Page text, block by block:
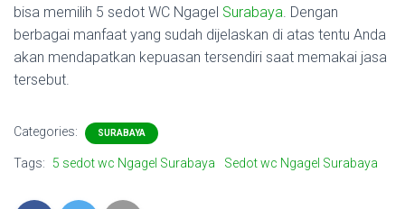
bisa memilih 5 sedot WC Ngagel Surabaya. Dengan
berbagai manfaat yang sudah dijelaskan di atas tentu Anda
akan mendapatkan kepuasan tersendiri saat memakai jasa
tersebut.
Categories: SURABAYA
Tags: 5 sedot wc Ngagel Surabaya Sedot wc Ngagel Surabaya